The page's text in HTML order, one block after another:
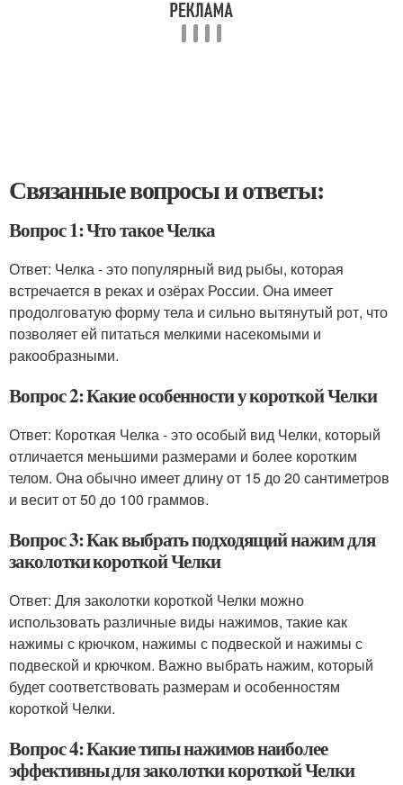
Связанные вопросы и ответы:
Вопрос 1: Что такое Челка
Ответ: Челка - это популярный вид рыбы, которая
встречается в реках и озёрах России. Она имеет
продолговатую форму тела и сильно вытянутый рот, что
позволяет ей питаться мелкими насекомыми и
ракообразными.
Вопрос 2: Какие особенности у короткой Челки
Ответ: Короткая Челка - это особый вид Челки, который
отличается меньшими размерами и более коротким
телом. Она обычно имеет длину от 15 до 20 сантиметров
и весит от 50 до 100 граммов.
Вопрос 3: Как выбрать подходящий нажим для
заколотки короткой Челки
Ответ: Для заколотки короткой Челки можно
использовать различные виды нажимов, такие как
нажимы с крючком, нажимы с подвеской и нажимы с
подвеской и крючком. Важно выбрать нажим, который
будет соответствовать размерам и особенностям
короткой Челки.
Вопрос 4: Какие типы нажимов наиболее
эффективны для заколотки короткой Челки